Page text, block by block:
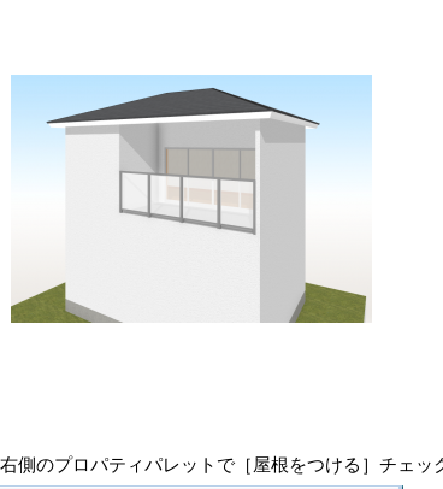
側のプロパティパレットで［屋根をつける］チェッ